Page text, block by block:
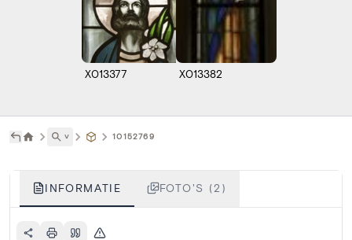
X013377 X013382
˅ 10152769
INFORMATIE FOTO'S (2)